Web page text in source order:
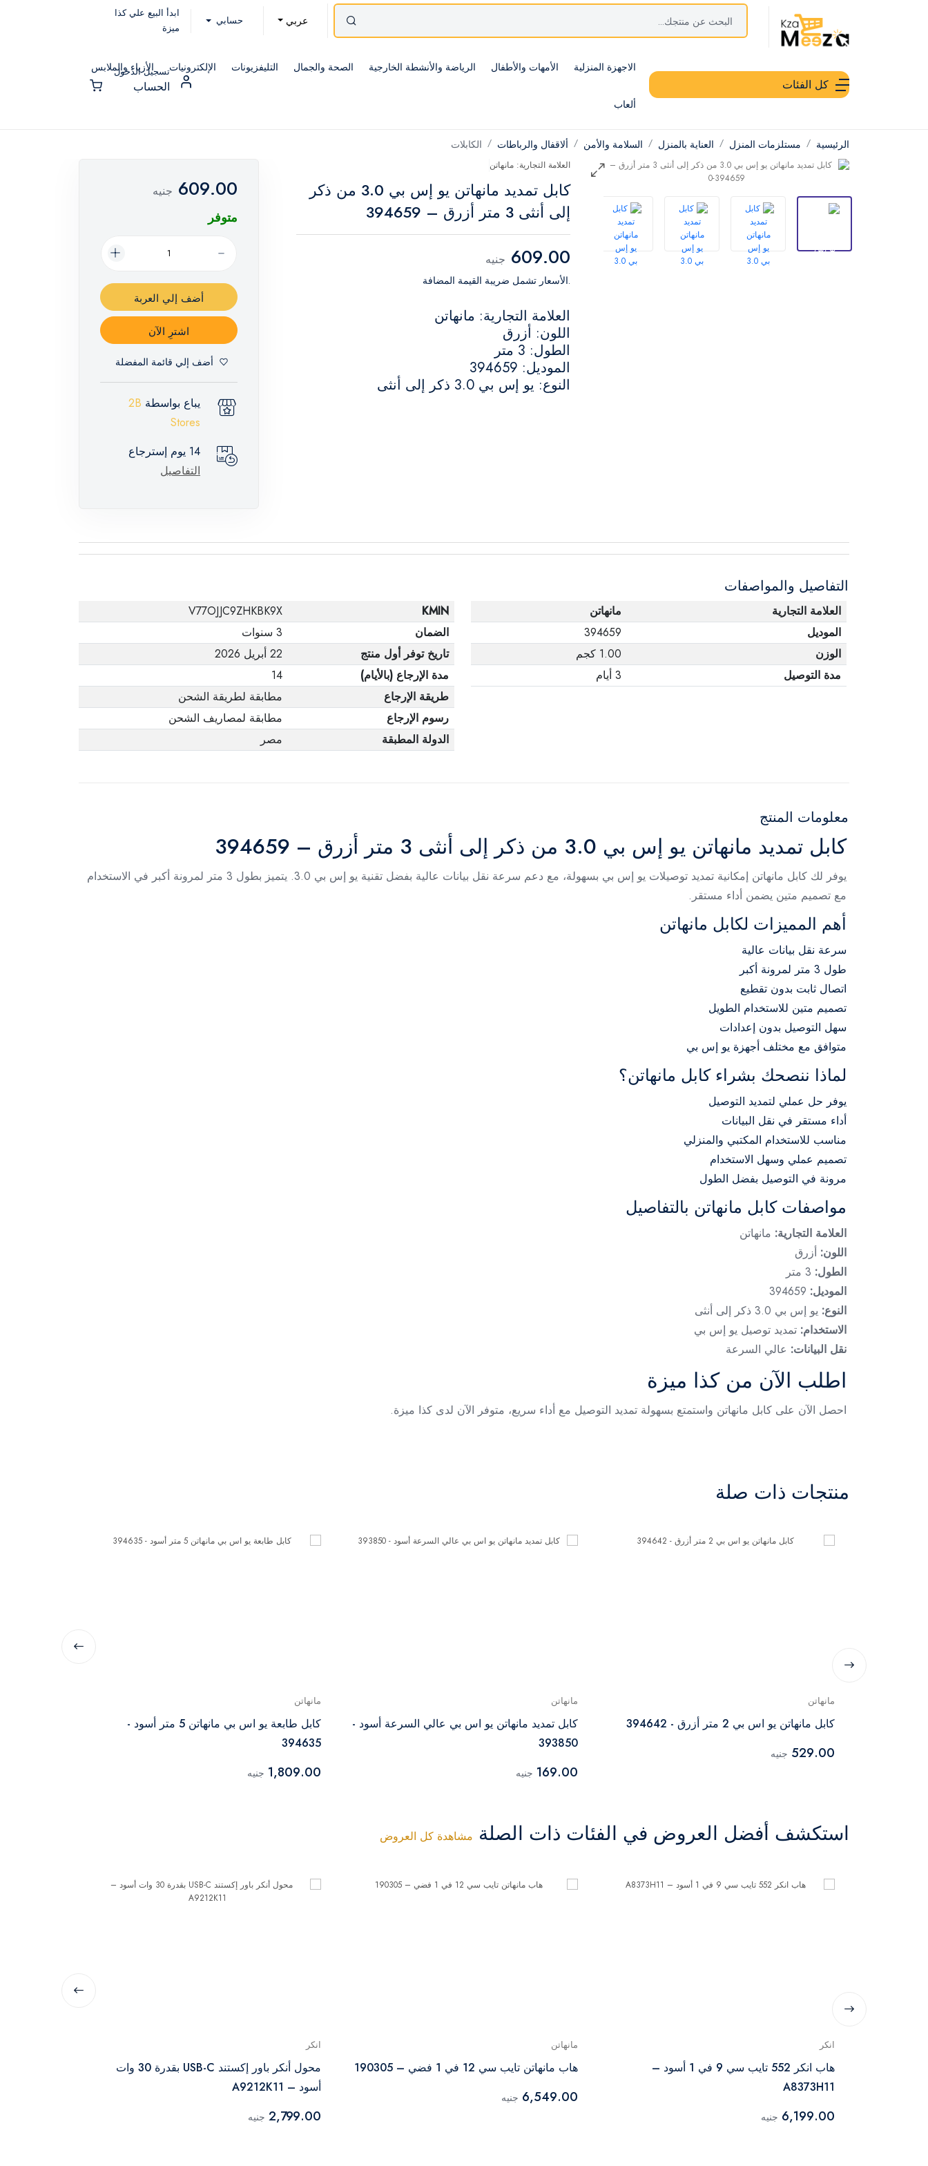
عربي حسابي
ابدأ البيع علي كذا
ميزة
كل الفئات
الاجهزة المنزلية الأمهات والأطفال الرياضة والأنشطة الخارجية الصحة والجمال التليفزيونات الإلكترونيات الأزياء والملابس
ألعاب
تسجيل الدخول
الحساب
الرئيسية مستلزمات المنزل العناية بالمنزل السلامة والأمن ألاقفال والرباطات الكابلات
العلامة التجارية: مانهاتن
كابل تمديد مانهاتن يو إس بي 3.0 من ذكر
إلى أنثى 3 متر أزرق – 394659
609.00 جنيه
.الأسعار تشمل ضريبة القيمة المضافة
العلامة التجارية: مانهاتن
اللون: أزرق
الطول: 3 متر
الموديل: 394659
النوع: يو إس بي 3.0 ذكر إلى أنثى
609.00 جنيه
متوفر
أضف إلي العربة
اشترِ الآن
أضف إلي قائمة المفضلة
يباع بواسطة 2B
Stores
14 يوم إسترجاع
التفاصيل
التفاصيل والمواصفات
العلامة التجارية
مانهاتن
الموديل
394659
الوزن
1.00 كجم
مدة التوصيل
3 أيام
KMIN
V77OJJC9ZHKBK9X
الضمان
3 سنوات
تاريخ توفر أول منتج
22 أبريل 2026
مدة الإرجاع (بالأيام)
14
طريقة الإرجاع
مطابقة لطريقة الشحن
رسوم الإرجاع
مطابقة لمصاريف الشحن
الدولة المطبقة
مصر
معلومات المنتج
كابل تمديد مانهاتن يو إس بي 3.0 من ذكر إلى أنثى 3 متر أزرق – 394659
يوفر لك كابل مانهاتن إمكانية تمديد توصيلات يو إس بي بسهولة، مع دعم سرعة نقل بيانات عالية بفضل تقنية يو إس بي 3.0. يتميز بطول 3 متر لمرونة أكبر في الاستخدام
مع تصميم متين يضمن أداء مستقر.
أهم المميزات لكابل مانهاتن
سرعة نقل بيانات عالية
طول 3 متر لمرونة أكبر
اتصال ثابت بدون تقطيع
تصميم متين للاستخدام الطويل
سهل التوصيل بدون إعدادات
متوافق مع مختلف أجهزة يو إس بي
لماذا ننصحك بشراء كابل مانهاتن؟
يوفر حل عملي لتمديد التوصيل
أداء مستقر في نقل البيانات
مناسب للاستخدام المكتبي والمنزلي
تصميم عملي وسهل الاستخدام
مرونة في التوصيل بفضل الطول
مواصفات كابل مانهاتن بالتفاصيل
العلامة التجارية: مانهاتن
اللون: أزرق
الطول:
الموديل:
النوع: يو إس بي 3.0 ذكر إلى أنثى
الاستخدام: تمديد توصيل يو إس بي
نقل البيانات: عالي السرعة
اطلب الآن من كذا ميزة
احصل الآن على كابل مانهاتن واستمتع بسهولة تمديد التوصيل مع أداء سريع، متوفر الآن لدى كذا ميزة.
منتجات ذات صلة
مانهاتن
كابل مانهاتن يو اس بي 2 متر أزرق - 394642
529.00 جنيه
مانهاتن
كابل تمديد مانهاتن يو اس بي عالي السرعة أسود -
393850
169.00 جنيه
مانهاتن
كابل طابعة يو اس بي مانهاتن 5 متر أسود -
394635
1,809.00 جنيه
استكشف أفضل العروض في الفئات ذات الصلة مشاهدة كل العروض
انكر
هاب انكر 552 تايب سي 9 في 1 أسود –
A8373H11
6,199.00 جنيه
مانهاتن
هاب مانهاتن تايب سي 12 في 1 فضي – 190305
6,549.00 جنيه
انكر
محول أنكر باور إكستند USB-C بقدرة 30 وات
أسود – A9212K11
2,799.00 جنيه